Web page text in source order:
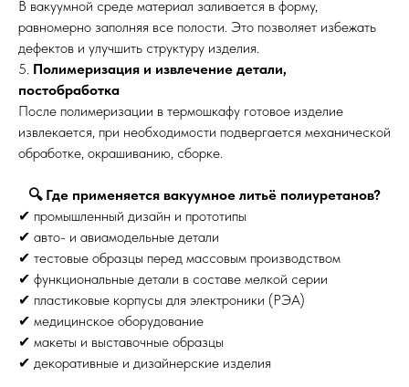
В вакуумной среде материал заливается в форму,
равномерно заполняя все полости. Это позволяет избежать
дефектов и улучшить структуру изделия.
5. Полимеризация и извлечение детали,
постобработка
После полимеризации в термошкафу готовое изделие
извлекается, при необходимости подвергается механической
обработке, окрашиванию, сборке.
🔍 Где применяется вакуумное литьё полиуретанов?
✔ промышленный дизайн и прототипы
✔ авто- и авиамодельные детали
✔ тестовые образцы перед массовым производством
✔ функциональные детали в составе мелкой серии
✔ пластиковые корпусы для электроники (РЭА)
✔ медицинское оборудование
✔ макеты и выставочные образцы
✔ декоративные и дизайнерские изделия